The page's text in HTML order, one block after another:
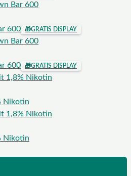
Bar 600
600
🎁GRATIS DISPLAY
Bar 600
600
🎁GRATIS DISPLAY
1,8% Nikotin
Nikotin
1,8% Nikotin
Nikotin